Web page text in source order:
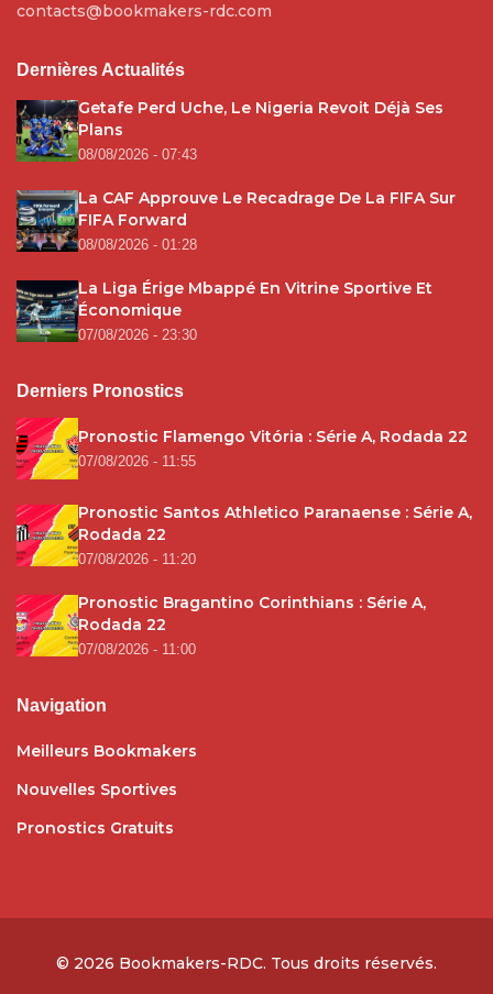
contacts@bookmakers-rdc.com
Dernières Actualités
Getafe Perd Uche, Le Nigeria Revoit Déjà Ses
Plans
08/08/2026 - 07:43
La CAF Approuve Le Recadrage De La FIFA Sur
FIFA Forward
08/08/2026 - 01:28
La Liga Érige Mbappé En Vitrine Sportive Et
Économique
07/08/2026 - 23:30
Derniers Pronostics
Pronostic Flamengo Vitória : Série A, Rodada 22
07/08/2026 - 11:55
Pronostic Santos Athletico Paranaense : Série A,
Rodada 22
07/08/2026 - 11:20
Pronostic Bragantino Corinthians : Série A,
Rodada 22
07/08/2026 - 11:00
Navigation
Meilleurs Bookmakers
Nouvelles Sportives
Pronostics Gratuits
© 2026 Bookmakers-RDC. Tous droits réservés.